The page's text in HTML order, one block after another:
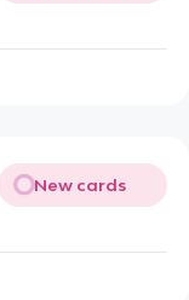
New cards